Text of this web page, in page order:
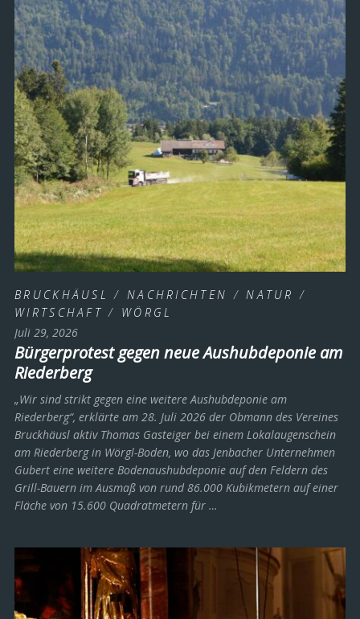
BRUCKHÄUSL / NACHRICHTEN / NATUR /
WIRTSCHAFT / WÖRGL
Juli 29, 2026
Bürgerprotest gegen neue Aushubdeponie am
Riederberg
„Wir sind strikt gegen eine weitere Aushubdeponie am
Riederberg“, erklärte am 28. Juli 2026 der Obmann des Vereines
Bruckhäusl aktiv Thomas Gasteiger bei einem Lokalaugenschein
am Riederberg in Wörgl-Boden, wo das Jenbacher Unternehmen
Gubert eine weitere Bodenaushubdeponie auf den Feldern des
Grill-Bauern im Ausmaß von rund 86.000 Kubikmetern auf einer
Fläche von 15.600 Quadratmetern für …